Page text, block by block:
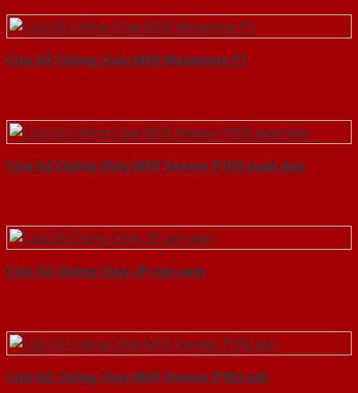
Cửa Gỗ Chống Cháy MDF Melamine P1
Cửa Gỗ Chống Cháy MDF Veneer P1R5 xoan dao
Cửa Gỗ Chống Cháy 2P son xam
Cửa Gỗ Chống Cháy MDF Veneer P1R2 ash